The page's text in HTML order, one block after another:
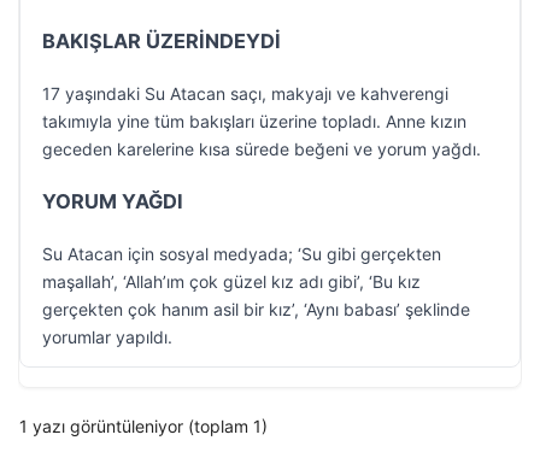
BAKIŞLAR ÜZERİNDEYDİ
17 yaşındaki Su Atacan saçı, makyajı ve kahverengi
takımıyla yine tüm bakışları üzerine topladı. Anne kızın
geceden karelerine kısa sürede beğeni ve yorum yağdı.
YORUM YAĞDI
Su Atacan için sosyal medyada; ‘Su gibi gerçekten
maşallah’, ‘Allah’ım çok güzel kız adı gibi’, ‘Bu kız
gerçekten çok hanım asil bir kız’, ‘Aynı babası’ şeklinde
yorumlar yapıldı.
1 yazı görüntüleniyor (toplam 1)